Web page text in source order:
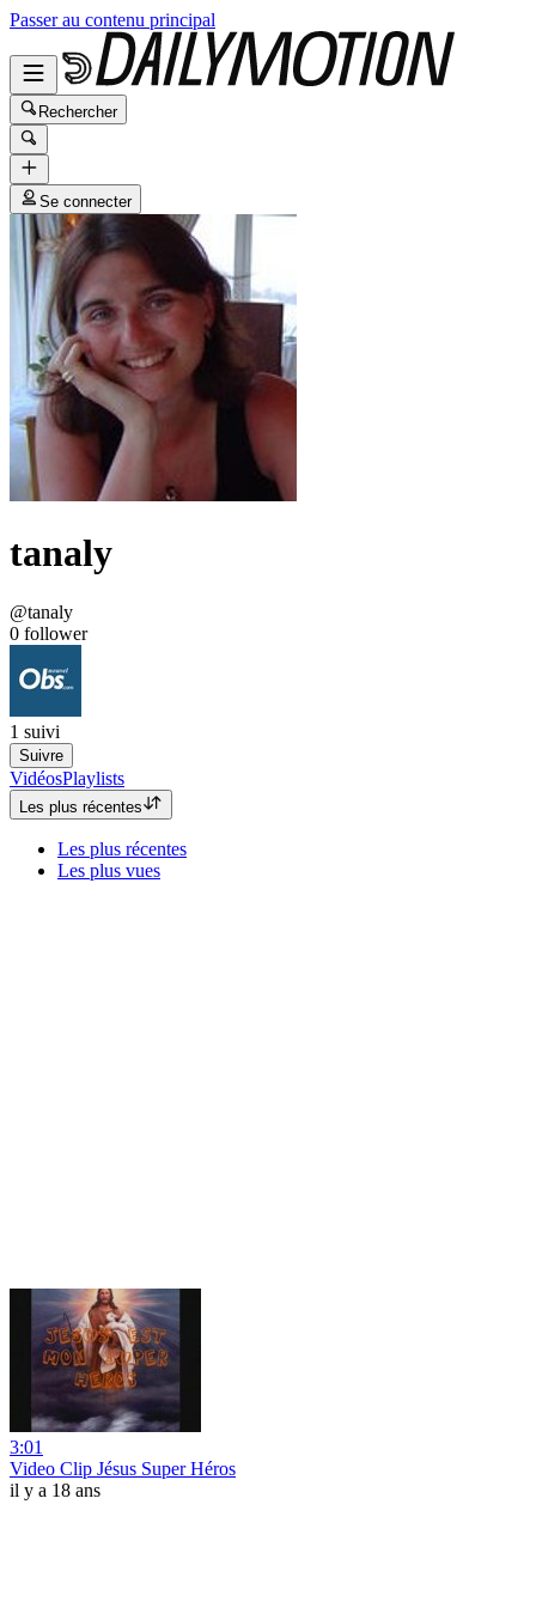
Passer au contenu principal
Rechercher
Se connecter
tanaly
@tanaly
0 follower
1 suivi
Suivre
VidéosPlaylists
Les plus récentes
Les plus récentes
Les plus vues
3:01
Video Clip Jésus Super Héros
il y a 18 ans